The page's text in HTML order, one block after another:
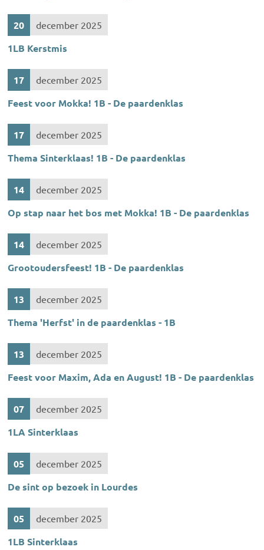
20 december 2025
1LB Kerstmis
17 december 2025
Feest voor Mokka! 1B - De paardenklas
17 december 2025
Thema Sinterklaas! 1B - De paardenklas
14 december 2025
Op stap naar het bos met Mokka! 1B - De paardenklas
14 december 2025
Grootoudersfeest! 1B - De paardenklas
13 december 2025
Thema 'Herfst' in de paardenklas - 1B
13 december 2025
Feest voor Maxim, Ada en August! 1B - De paardenklas
07 december 2025
1LA Sinterklaas
05 december 2025
De sint op bezoek in Lourdes
05 december 2025
1LB Sinterklaas